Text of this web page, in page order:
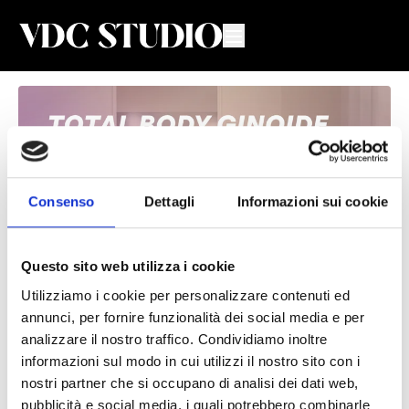
Consenso Dettagli Informazioni sui cookie
Questo sito web utilizza i cookie
Utilizziamo i cookie per personalizzare contenuti ed
annunci, per fornire funzionalità dei social media e per
analizzare il nostro traffico. Condividiamo inoltre
informazioni sul modo in cui utilizzi il nostro sito con i
nostri partner che si occupano di analisi dei dati web,
pubblicità e social media, i quali potrebbero combinarle
Total Body Ginoide #61
Lezione di Total Body per donne 🍐 con Valeria